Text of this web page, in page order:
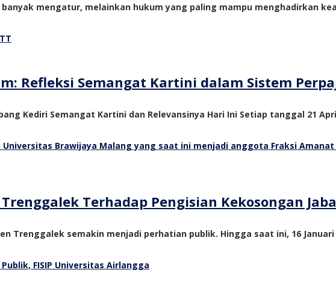
banyak mengatur, melainkan hukum yang paling mampu menghadirkan
Refleksi Semangat Kartini dalam Sistem
Kediri Semangat Kartini dan Relevansinya Hari Ini Setiap tanggal 21
Terhadap Pengisian Kekosongan
Trenggalek semakin menjadi perhatian publik. Hingga saat ini, 16 Januari